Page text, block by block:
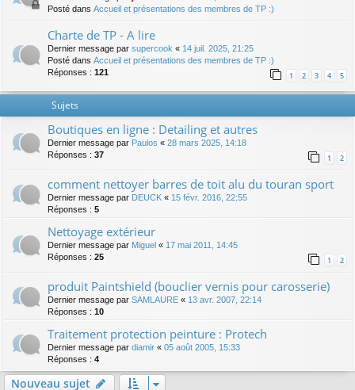
Posté dans Accueil et présentations des membres de TP :)
Charte de TP - A lire
Dernier message par supercook « 14 juil. 2025, 21:25
Posté dans Accueil et présentations des membres de TP :)
Réponses : 121 1 2 3 4 5
Sujets
Boutiques en ligne : Detailing et autres
Dernier message par Paulos « 28 mars 2025, 14:18
Réponses : 37 1 2
comment nettoyer barres de toit alu du touran sport
Dernier message par DEUCK « 15 févr. 2016, 22:55
Réponses : 5
Nettoyage extérieur
Dernier message par Miguel « 17 mai 2011, 14:45
Réponses : 25 1 2
produit Paintshield (bouclier vernis pour carosserie)
Dernier message par SAMLAURE « 13 avr. 2007, 22:14
Réponses : 10
Traitement protection peinture : Protech
Dernier message par diamir « 05 août 2005, 15:33
Réponses : 4
Nouveau sujet